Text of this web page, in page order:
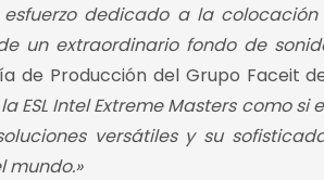
dedicado a la
un extraordinario fondo de
de Producción del Grupo Faceit de
ESL Intel Extreme Masters como si
versátiles y su
mundo.»